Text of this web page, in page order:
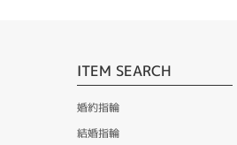
ITEM SEARCH
婚約指輪
結婚指輪